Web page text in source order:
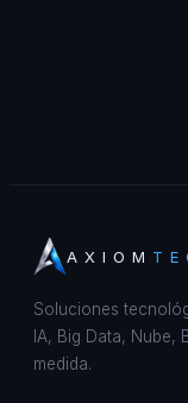
AXIOM
Soluciones
IA, Big Data,
medida.